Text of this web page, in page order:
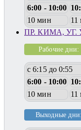
6:00 - 10:00
10 мин
11
ПР. КИМА, УГ.
Рабочие дни:
с 6:15 до 0:55
6:00 - 10:00
10 мин
11
Выходные дни: